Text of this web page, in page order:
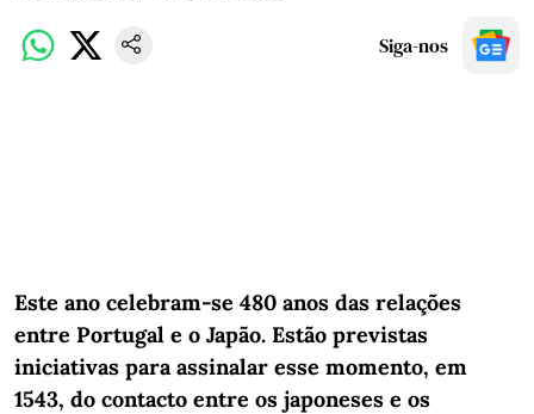
Siga-nos
Este ano celebram-se 480 anos das relações
entre Portugal e o Japão. Estão previstas
iniciativas para assinalar esse momento, em
1543, do contacto entre os japoneses e os